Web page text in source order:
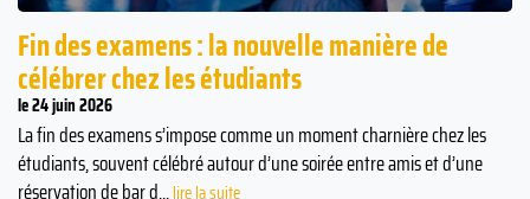
Fin des examens : la nouvelle manière de
célébrer chez les étudiants
le 24 juin 2026
La fin des examens s’impose comme un moment charnière chez les
étudiants, souvent célébré autour d’une soirée entre amis et d’une
réservation de bar d...lire la suite